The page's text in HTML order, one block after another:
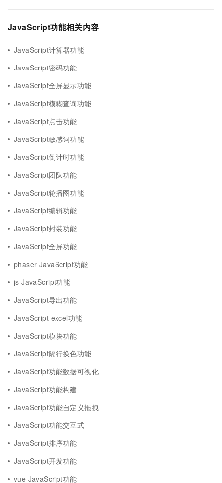
JavaScript功能相关内容
JavaScript计算器功能
JavaScript密码功能
JavaScript全屏显示功能
JavaScript模糊查询功能
JavaScript点击功能
JavaScript敏感词功能
JavaScript倒计时功能
JavaScript团队功能
JavaScript轮播图功能
JavaScript编辑功能
JavaScript封装功能
JavaScript全屏功能
phaser JavaScript功能
js JavaScript功能
JavaScript导出功能
JavaScript excel功能
JavaScript模块功能
JavaScript隔行换色功能
JavaScript功能数据可视化
JavaScript功能构建
JavaScript功能自定义拖拽
JavaScript功能交互式
JavaScript排序功能
JavaScript开发功能
vue JavaScript功能